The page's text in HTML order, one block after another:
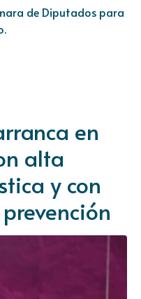
de Diputados para
en
alta
y con